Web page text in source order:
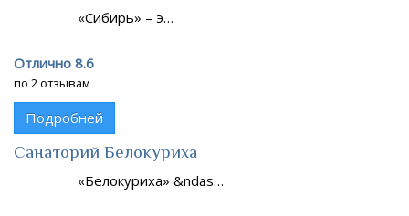
«Сибирь» – э…
Отлично 8.6
по 2 отзывам
Подробней
Санаторий Белокуриха
«Белокуриха» &ndas…